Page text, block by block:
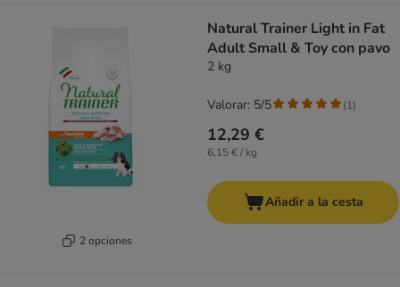
2 opciones
Natural Trainer Light in Fat
Adult Small & Toy con pavo
2 kg
12,29 €
6,15 € / kg
Valorar: 5/5 (1)
Añadir a la cesta